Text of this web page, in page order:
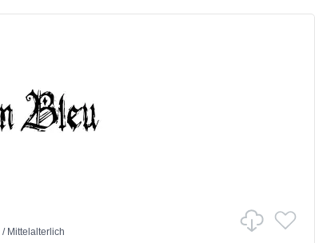
/ Mittelalterlich